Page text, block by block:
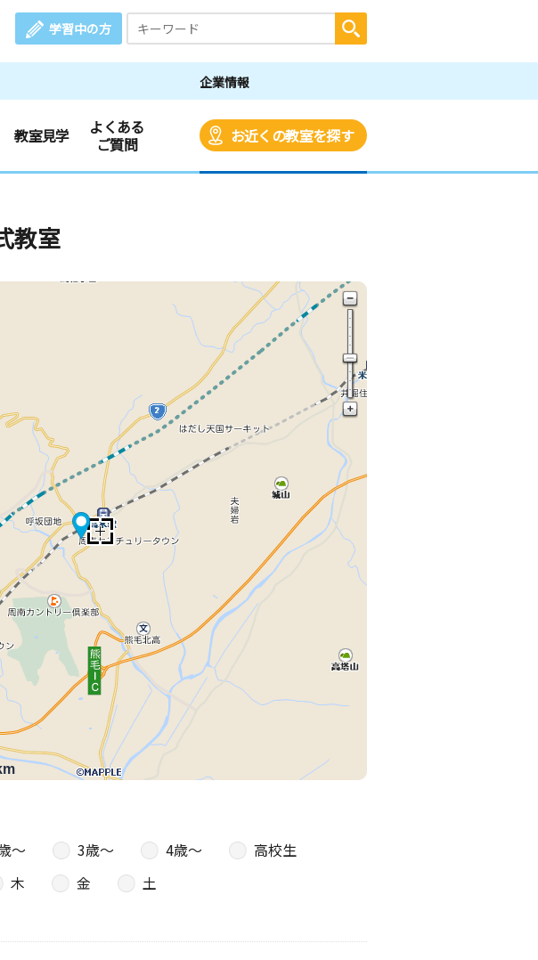
学習中の方
企業情報
教室見学
よくある
ご質問
お近くの教室を探す
教室
〜 3歳〜 4歳〜
高校生
木 金
土